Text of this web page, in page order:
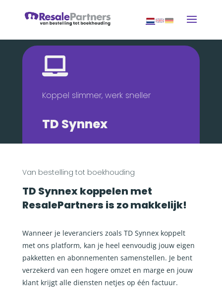
Koppel slimmer, werk sneller
TD Synnex

Van bestelling tot boekhouding
TD Synnex koppelen met
ResalePartners is zo makkelijk!
Wanneer je leveranciers zoals TD Synnex koppelt
met ons platform, kan je heel eenvoudig jouw eigen
pakketten en abonnementen samenstellen. Je bent
verzekerd van een hogere omzet en marge en jouw
klant krijgt alle diensten netjes op één factuur.